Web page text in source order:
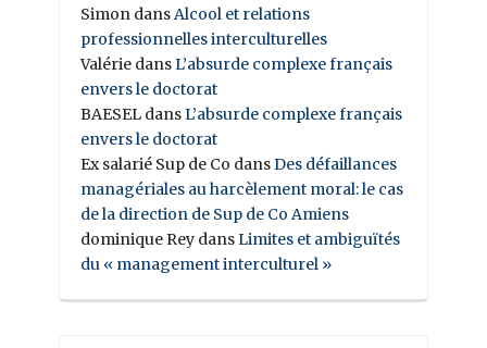
Simon dans Alcool et relations
professionnelles interculturelles
Valérie dansL’absurde complexe français
envers le doctorat
BAESEL dansL’absurde complexe français
envers le doctorat
Ex salarié Sup de Co dans Des défaillances
managériales au harcèlement moral: le cas
de la direction de Sup de Co Amiens
dominique Rey dansLimites et ambiguïtés
du « management interculturel »